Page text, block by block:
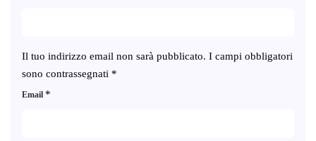
Il tuo indirizzo email non sarà pubblicato. I campi obbligatori
sono contrassegnati *
Email *